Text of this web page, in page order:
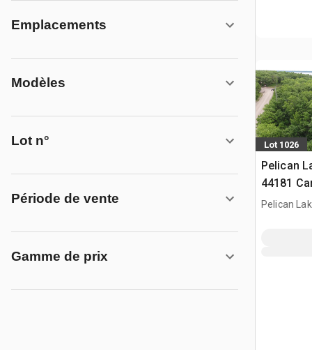
Emplacements
Modèles
Lot n°
Période de vente
Gamme de prix
Lot 1026
Pelican
44181
+/-
Pelican